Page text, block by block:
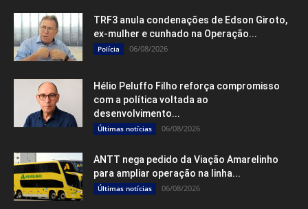
TRF3 anula condenações de Edson Giroto,
ex-mulher e cunhado na Operação...
Polícia 06/08/2026
Hélio Peluffo Filho reforça compromisso
com a política voltada ao
desenvolvimento...
Últimas notícias 06/08/2026
ANTT nega pedido da Viação Amarelinho
para ampliar operação na linha...
Últimas notícias 06/08/2026